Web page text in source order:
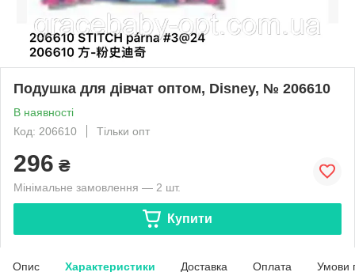
Подушка для дівчат оптом, Disney, № 206610
В наявності
Код: 206610
Тільки опт
296 ₴
Мінімальне замовлення — 2 шт.
Купити
Опис Характеристики Доставка Оплата Умови